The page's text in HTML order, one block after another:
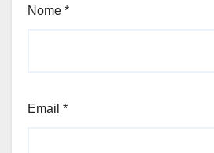
Nome *
Email *